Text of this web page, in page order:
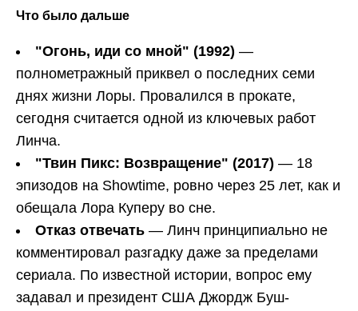
Что было дальше
"Огонь, иди со мной" (1992) —
полнометражный приквел о последних семи
днях жизни Лоры. Провалился в прокате,
сегодня считается одной из ключевых работ
Линча.
"Твин Пикс: Возвращение" (2017) — 18
эпизодов на Showtime, ровно через 25 лет, как и
обещала Лора Куперу во сне.
Отказ отвечать — Линч принципиально не
комментировал разгадку даже за пределами
сериала. По известной истории, вопрос ему
задавал и президент США Джордж Буш-